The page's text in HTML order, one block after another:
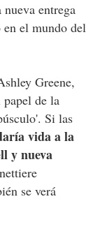
entrega
en el mundo del
Greene,
de la
Si las
vida a la
y nueva
se verá